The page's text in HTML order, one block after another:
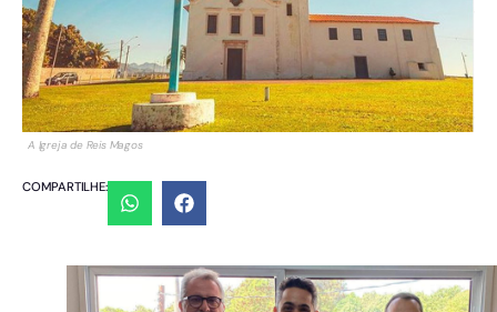
A Igreja de Reis Magos
COMPARTILHE: